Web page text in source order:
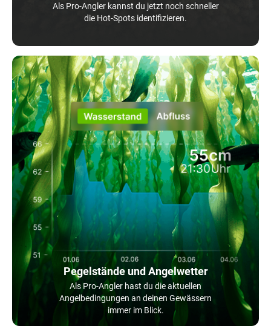
Als Pro-Angler kannst du jetzt noch schneller
die Hot-Spots identifizieren.
Pegelstände und Angelwetter
Als Pro-Angler hast du die aktuellen
Angelbedingungen an deinen Gewässern
immer im Blick.